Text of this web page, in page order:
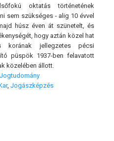
oktatás történetének
sem szükséges - alig 10 évvel
húsz éven át szünetelt, és
hogy aztán közel hat
korának jellegzetes pécsi
püspök 1937-ben felavatott
közelében állott.
Jogtudomány
, Jogászképzés